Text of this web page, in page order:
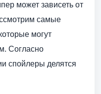
может зависеть от
самые
могут
Согласно
спойлеры делятся